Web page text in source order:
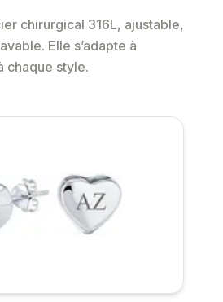
chirurgical 316L, ajustable,
Elle s’adapte à
chaque style.